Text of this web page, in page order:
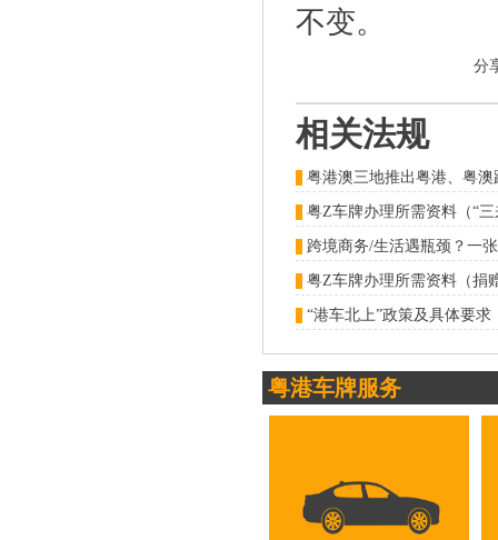
不变。
分
相关法规
粤港澳三地推出粤港、粤
“港车北上”政策及具体要求
粤港车牌服务